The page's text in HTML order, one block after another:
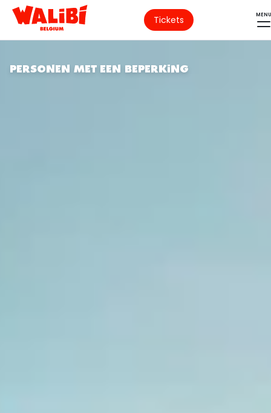
Tickets MENU
PERSONEN MET EEN BEPERKING